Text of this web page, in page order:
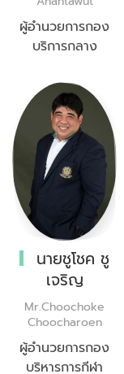
ผู้อำนวยการกอง
บริการกลาง
นายชูโชค ชู
เจริญ
Mr.Choochoke
Choocharoen
ผู้อำนวยการกอง
บริหารการกีฬา